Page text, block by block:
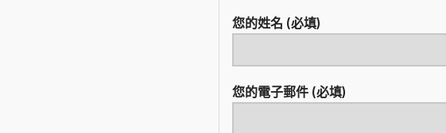
您的姓名 (必填)
您的電子郵件 (必填)